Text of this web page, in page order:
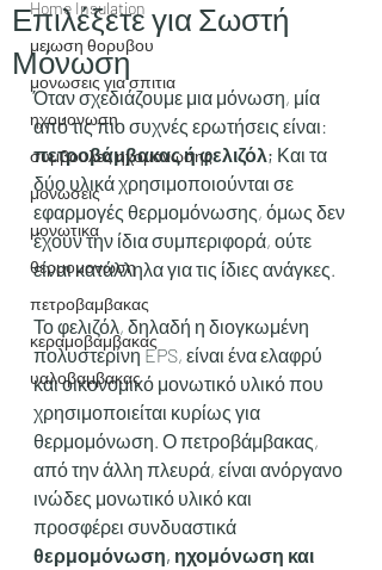
Home Insulation
μειωση θορυβου
μονωσεις για σπιτια
ηχομονωση
συμβουλες ηχομονωσης
μονωσεις
μονωτικα
θερμομονωση
πετροβαμβακας
κεραμοβαμβακας
υαλοβαμβακας
Επιλέξετε για Σωστή
Μόνωση
Όταν σχεδιάζουμε μια μόνωση, μία
από τις πιο συχνές ερωτήσεις είναι:
πετροβάμβακας ή φελιζόλ; Και τα
δύο υλικά χρησιμοποιούνται σε
εφαρμογές θερμομόνωσης, όμως δεν
έχουν την ίδια συμπεριφορά, ούτε
είναι κατάλληλα για τις ίδιες ανάγκες.
Το φελιζόλ, δηλαδή η διογκωμένη
πολυστερίνη EPS, είναι ένα ελαφρύ
και οικονομικό μονωτικό υλικό που
χρησιμοποιείται κυρίως για
θερμομόνωση. Ο πετροβάμβακας,
από την άλλη πλευρά, είναι ανόργανο
ινώδες μονωτικό υλικό και
προσφέρει συνδυαστικά
θερμομόνωση, ηχομόνωση και